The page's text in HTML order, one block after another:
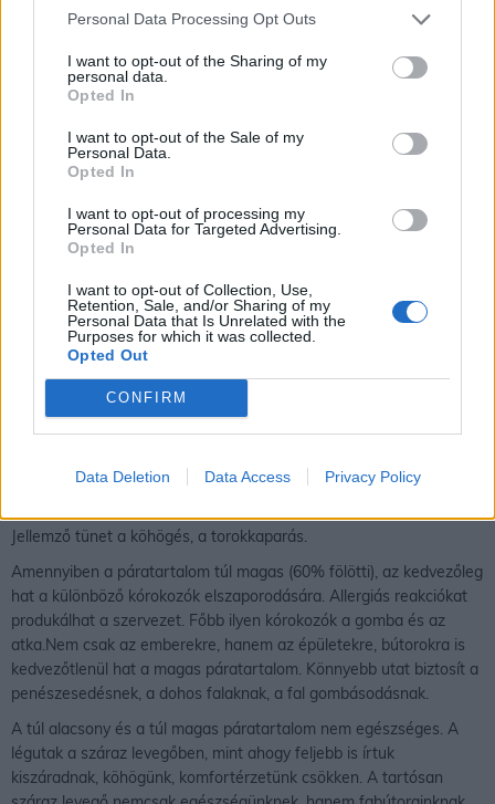
Personal Data Processing Opt Outs
I want to opt-out of the Sharing of my
personal data.
Opted In
I want to opt-out of the Sale of my
Personal Data.
Opted In
I want to opt-out of processing my
Personal Data for Targeted Advertising.
Opted In
I want to opt-out of Collection, Use,
Retention, Sale, and/or Sharing of my
Personal Data that Is Unrelated with the
Purposes for which it was collected.
Opted Out
CONFIRM
Data Deletion Data Access Privacy Policy
Az ideális páratartalom
Az emberek számára ideális relatív páratartalom 40-60%.
Gyermekeknél (pl. gyerekszobában) 60-70% az optimális. A levegő
páratartalma hatással van az emberi hőérzetre. Melegebbnek a
magas páratartalmú levegőt érezzük, míg hűvösebbnek az
alacsonyabb páratartalommal bírót. Amennyiben a páratartalom
alacsony, azaz száraz a levegő, az ember légutai kiszáradhatnak, a
bőr szárazzá válik. A nyálkahártya hajlamosabbá válik az
Jellemző tünet a köhögés, a torokkaparás.
Amennyiben a páratartalom túl magas (60% fölötti), az kedvezőleg
hat a különböző kórokozók elszaporodására. Allergiás reakciókat
produkálhat a szervezet. Főbb ilyen kórokozók a gomba és az
atka.Nem csak az emberekre, hanem az épületekre, bútorokra is
kedvezőtlenül hat a magas páratartalom. Könnyebb utat biztosít a
penészesedésnek, a dohos falaknak, a fal gombásodásnak.
A túl alacsony és a túl magas páratartalom nem egészséges. A
légutak a száraz levegőben, mint ahogy feljebb is írtuk
kiszáradnak, köhögünk, komfortérzetünk csökken. A tartósan